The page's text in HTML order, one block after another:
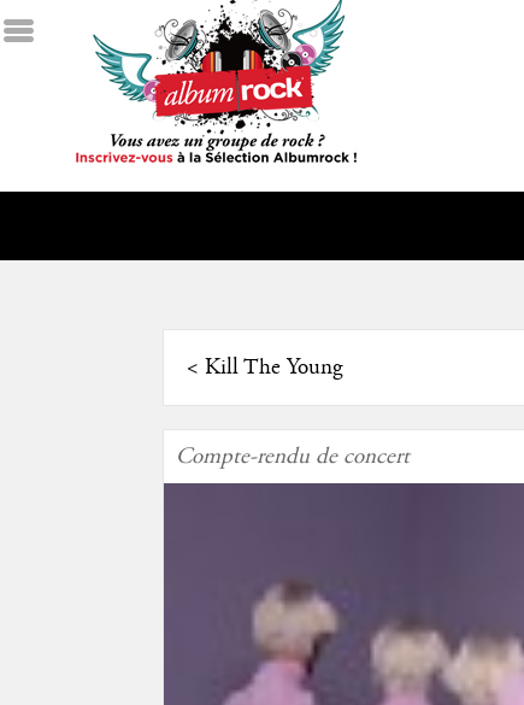
< Kill The Young
Compte-rendu de concert